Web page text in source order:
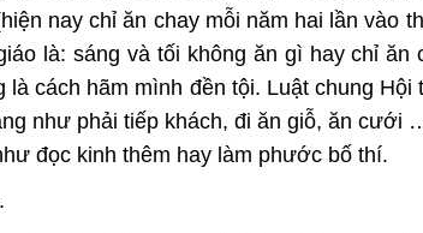
nay chỉ ăn chay mỗi năm hai lần vào
là: sáng và tối không ăn gì hay chỉ ăn
cách hãm mình đền tội. Luật chung Hội
như phải tiếp khách, đi ăn giỗ, ăn cưới
đọc kinh thêm hay làm phước bố thí.